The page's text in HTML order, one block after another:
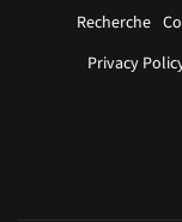
RÉGION
Recherche
Privacy